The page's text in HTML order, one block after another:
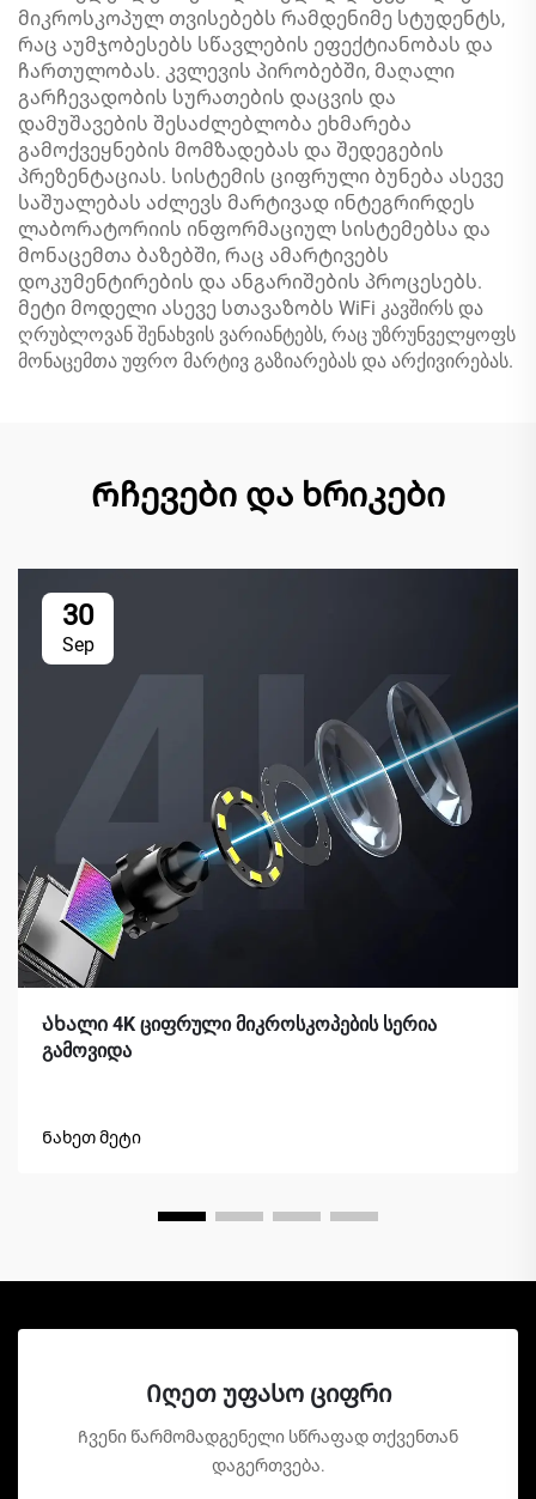
მიკროსკოპულ თვისებებს რამდენიმე სტუდენტს,
რაც აუმჯობესებს სწავლების ეფექტიანობას და
ჩართულობას. კვლევის პირობებში, მაღალი
გარჩევადობის სურათების დაცვის და
დამუშავების შესაძლებლობა ეხმარება
გამოქვეყნების მომზადებას და შედეგების
პრეზენტაციას. სისტემის ციფრული ბუნება ასევე
საშუალებას აძლევს მარტივად ინტეგრირდეს
ლაბორატორიის ინფორმაციულ სისტემებსა და
მონაცემთა ბაზებში, რაც ამარტივებს
დოკუმენტირების და ანგარიშების პროცესებს.
მეტი მოდელი ასევე სთავაზობს WiFi კავშირს და
ღრუბლოვან შენახვის ვარიანტებს, რაც უზრუნველყოფს
მონაცემთა უფრო მარტივ გაზიარებას და არქივირებას.
Რჩევები და ხრიკები
30
Sep
Ახალი 4K ციფრული მიკროსკოპების სერია
გამოვიდა
Ნახეთ მეტი
Იღეთ უფასო ციფრი
Ჩვენი წარმომადგენელი სწრაფად თქვენთან
დაგერთვება.